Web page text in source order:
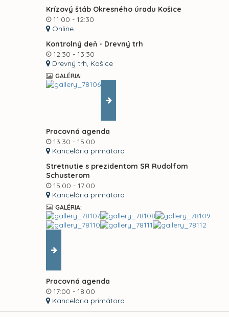
Krízový štáb Okresného úradu Košice
11:00 - 12:30
Online
Kontrolný deň - Drevný trh
12:30 - 13:30
Drevný trh, Košice
GALÉRIA:
Pracovná agenda
13:30 - 15:00
Kancelária primátora
Stretnutie s prezidentom SR Rudolfom
Schusterom
15:00 - 17:00
Kancelária primátora
GALÉRIA:
Pracovná agenda
17:00 - 18:00
Kancelária primátora